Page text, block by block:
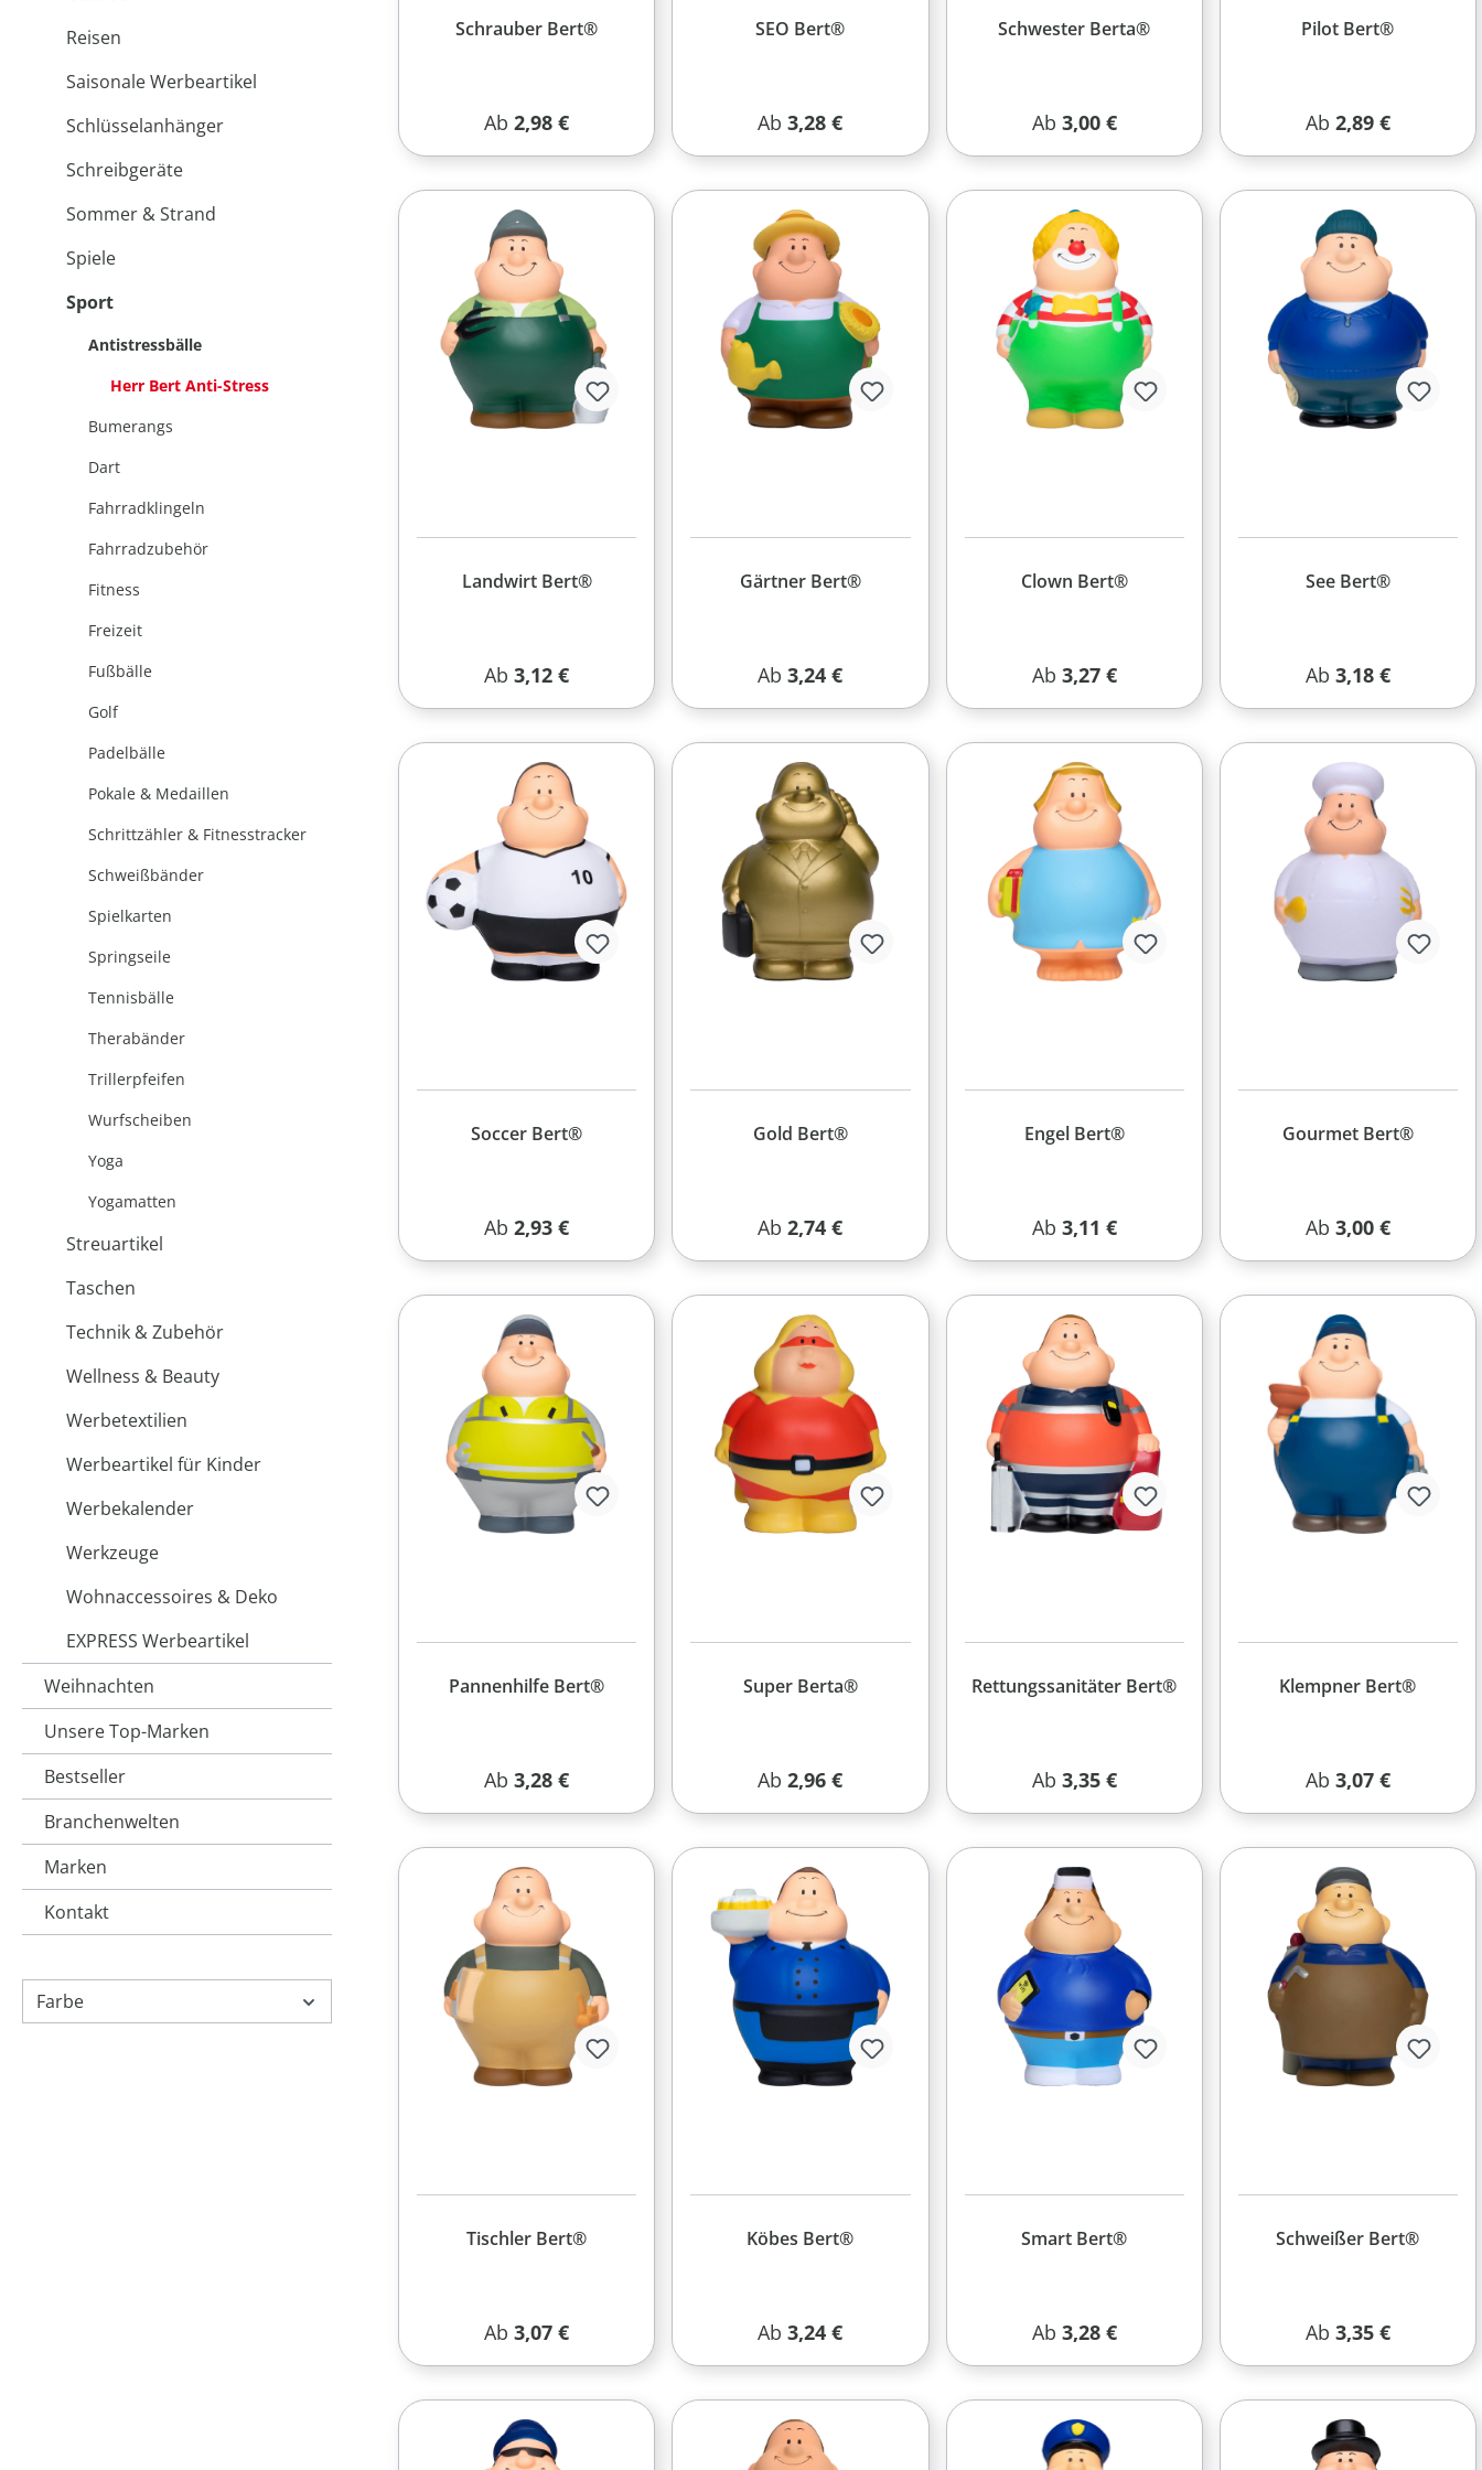
Schrauber Bert®
Regulärer Preis:
Ab2,98 €
SEO Bert®
Regulärer Preis:
Ab3,28 €
Schwester Berta®
Regulärer Preis:
Ab 3,00 €
Pilot Bert®
Regulärer Preis:
Ab 2,89 €
Landwirt Bert®
Regulärer Preis:
Ab3,12 €
Gärtner Bert®
Regulärer Preis:
Ab3,24 €
Clown Bert®
Regulärer Preis:
Ab 3,27 €
See Bert®
Regulärer Preis:
Ab 3,18 €
Soccer Bert®
Regulärer Preis:
Ab2,93 €
Gold Bert®
Regulärer Preis:
Ab2,74 €
Engel Bert®
Regulärer Preis:
Ab 3,11 €
Gourmet Bert®
Regulärer Preis:
Ab 3,00 €
Pannenhilfe Bert®
Regulärer Preis:
Ab3,28 €
Super Berta®
Regulärer Preis:
Ab2,96 €
Rettungssanitäter Bert®
Regulärer Preis:
Ab 3,35 €
Klempner Bert®
Regulärer Preis:
Ab 3,07 €
Tischler Bert®
Regulärer Preis:
Ab3,07 €
Köbes Bert®
Regulärer Preis:
Ab3,24 €
Smart Bert®
Regulärer Preis:
Ab 3,28 €
Schweißer Bert®
Regulärer Preis:
Ab 3,35 €
Reisen
Saisonale Werbeartikel
Schlüsselanhänger
Schreibgeräte
Sommer & Strand
Spiele
Sport
Antistressbälle
Herr Bert Anti-Stress
Bumerangs
Dart
Fahrradklingeln
Fahrradzubehör
Fitness
Freizeit
Fußbälle
Golf
Padelbälle
Pokale & Medaillen
Schrittzähler & Fitnesstracker
Schweißbänder
Spielkarten
Springseile
Tennisbälle
Therabänder
Trillerpfeifen
Wurfscheiben
Yoga
Yogamatten
Streuartikel
Taschen
Technik & Zubehör
Wellness & Beauty
Werbetextilien
Werbeartikel für Kinder
Werbekalender
Werkzeuge
Wohnaccessoires & Deko
EXPRESS Werbeartikel
Weihnachten
Unsere Top-Marken
Bestseller
Branchenwelten
Marken
Kontakt
Farbe